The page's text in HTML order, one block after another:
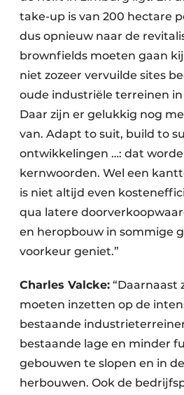
take-up is van 200 hectare
dus opnieuw naar de
brownfields moeten gaan
niet zozeer vervuilde sites
oude industriële terreinen
Daar zijn er gelukkig nog
van. Adapt to suit, build to
ontwikkelingen …: dat
kernwoorden. Wel een
is niet altijd even
qua latere
en heropbouw in sommige
voorkeur geniet.”
Charles Valcke: “Daarnaast
moeten inzetten op de
bestaande
bestaande lage en minder
gebouwen te slopen en in
herbouwen. Ook de